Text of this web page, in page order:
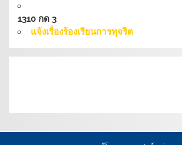
1310 กด 3
แจ้งเรื่องร้องเรียนการทุจริต